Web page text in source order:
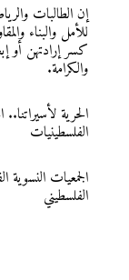
إن الطالبات
للأمل والبناء
كسر إرادتهن أو
والكرامة.
الحرية
الفلسطينيات
الجمعيات
الفلسطيني